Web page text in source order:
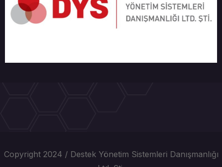
Copyright 2024 / Destek Yönetim Sistemleri Danışmanlığı